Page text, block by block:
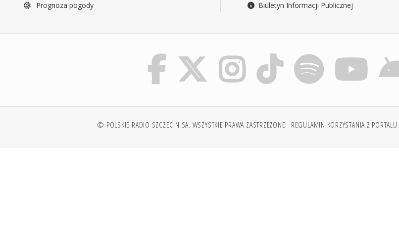
Prognoza pogody
Biuletyn Informacji Publicznej
© POLSKIE RADIO SZCZECIN SA. WSZYSTKIE PRAWA ZASTRZEŻONE. REGULAMIN KORZYSTANIA Z PORTALU